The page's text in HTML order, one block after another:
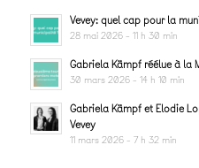
Vevey: quel cap pour la
28 mai 2026 - 11 h 30 min
Gabriela Kämpf réélue à la
30 mars 2026 - 14 h 10 min
Gabriela Kämpf et Elodie
Vevey
11 mars 2026 - 7 h 32 min